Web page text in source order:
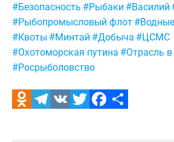
#Безопасность #Рыбаки #Василий
#Рыбопромысловый флот
#Квоты #Минтай #Добыча #ЦСМС
#Охотоморская путина #Отрасль
#Росрыболовство